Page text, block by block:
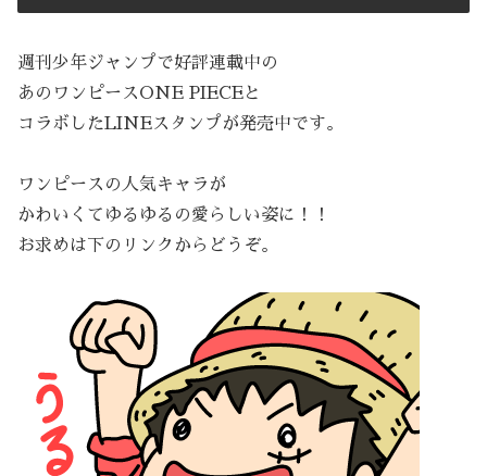
週刊少年ジャンプで好評連載中の
あのワンピースONE PIECEと
コラボしたLINEスタンプが発売中です。
ワンピースの人気キャラが
かわいくてゆるゆるの愛らしい姿に！！
お求めは下のリンクからどうぞ。